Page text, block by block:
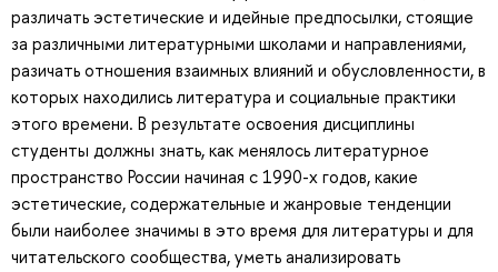
различать эстетические и идейные предпосылки, стоящие
за различными литературными школами и направлениями,
разичать отношения взаимных влияний и обусловленности, в
которых находились литература и социальные практики
этого времени. В результате освоения дисциплины
студенты должны знать, как менялось литературное
пространство России начиная с 1990-х годов, какие
эстетические, содержательные и жанровые тенденции
были наиболее значимы в это время для литературы и для
читательского сообщества, уметь анализировать